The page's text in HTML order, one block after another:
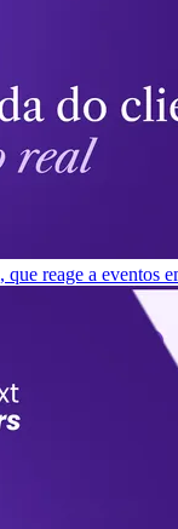
que reage a eventos